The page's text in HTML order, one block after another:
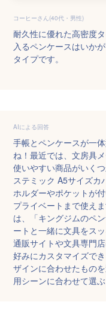
コーヒーさん(40代・男性)
耐久性に優れた高密度
入るペンケースはいか
タイプです。
AIによる回答
手帳とペンケースが一
ね！最近では、文房具
使いやすい商品がいく
ステミック A5サイズカ
ホルダーやポケットが
プライベートまで使え
は、「キングジムのペ
ートと一緒に文具をス
通販サイトや文具専門
好みにカスタマイズで
ザインに合わせたもの
用シーンに合わせて選